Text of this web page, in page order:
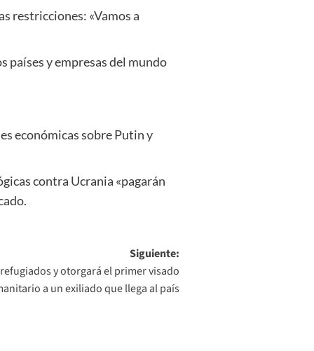
restricciones: «Vamos a
países y empresas del mundo
económicas sobre Putin y
contra Ucrania «pagarán
Siguiente:
y otorgará el primer visado
a un exiliado que llega al país